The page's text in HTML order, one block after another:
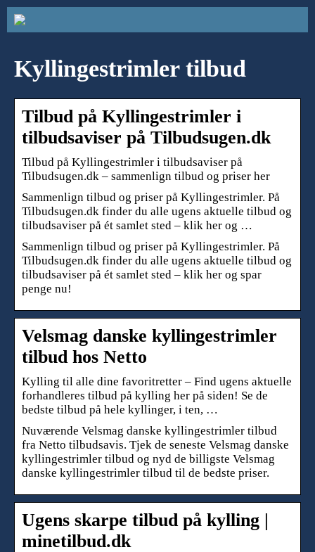
Kyllingestrimler tilbud
Tilbud på Kyllingestrimler i
tilbudsaviser på Tilbudsugen.dk
Tilbud på Kyllingestrimler i tilbudsaviser på
Tilbudsugen.dk – sammenlign tilbud og priser her
Sammenlign tilbud og priser på Kyllingestrimler. På
Tilbudsugen.dk finder du alle ugens aktuelle tilbud og
tilbudsaviser på ét samlet sted – klik her og …
Sammenlign tilbud og priser på Kyllingestrimler. På
Tilbudsugen.dk finder du alle ugens aktuelle tilbud og
tilbudsaviser på ét samlet sted – klik her og spar
penge nu!
Velsmag danske kyllingestrimler
tilbud hos Netto
Kylling til alle dine favoritretter – Find ugens aktuelle
forhandleres tilbud på kylling her på siden! Se de
bedste tilbud på hele kyllinger, i ten, …
Nuværende Velsmag danske kyllingestrimler tilbud
fra Netto tilbudsavis. Tjek de seneste Velsmag danske
kyllingestrimler tilbud og nyd de billigste Velsmag
danske kyllingestrimler tilbud til de bedste priser.
Ugens skarpe tilbud på kylling |
minetilbud.dk